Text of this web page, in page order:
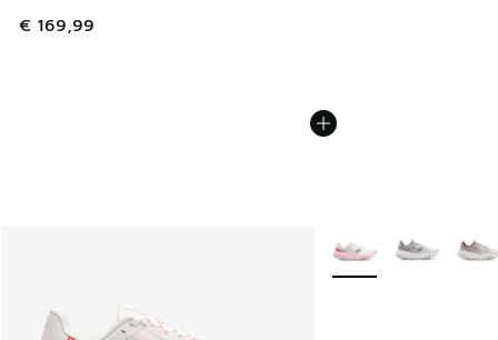
€ 169,99
Weitere Farben